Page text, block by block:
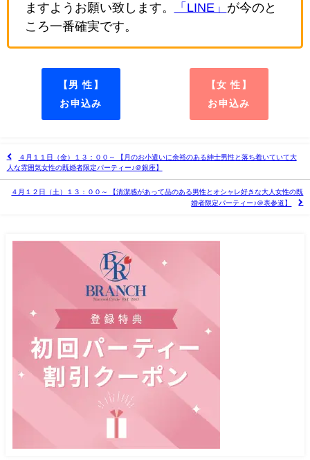
ますようお願い致します。
「LINE」 が今のと
ころ一番確実です。
【男 性】
お申込み
【女 性】
お申込み
４月１１日（金）１３：００～ 【月のお小遣いに余裕のある紳士男性と落ち着いていて大
人な雰囲気女性の既婚者限定パーティー♪＠銀座】
４月１２日（土）１３：００～ 【清潔感があって品のある男性とオシャレ好きな大人女性の既
婚者限定パーティー♪＠表参道】